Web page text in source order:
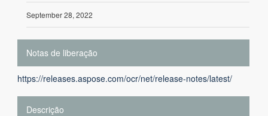
September 28, 2022
Notas de liberação
https://releases.aspose.com/ocr/net/release-notes/latest/
Descrição